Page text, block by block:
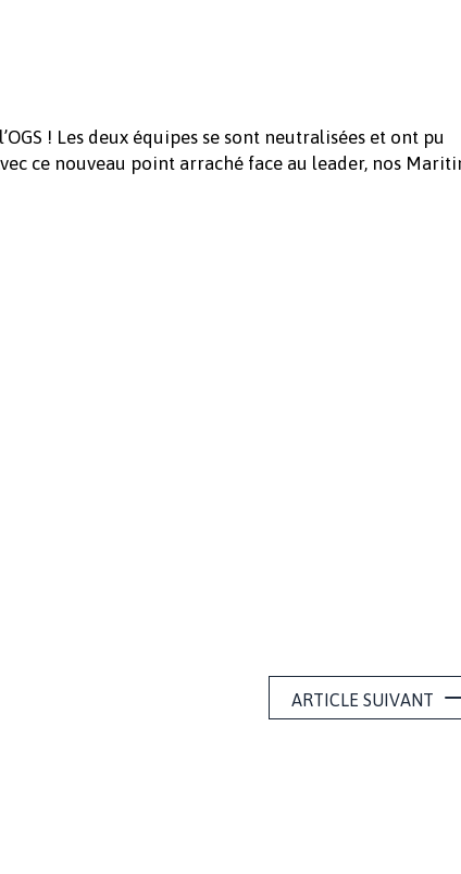
! Les deux équipes se sont neutralisées et ont pu
ce nouveau point arraché face au leader, nos
ARTICLE SUIVANT